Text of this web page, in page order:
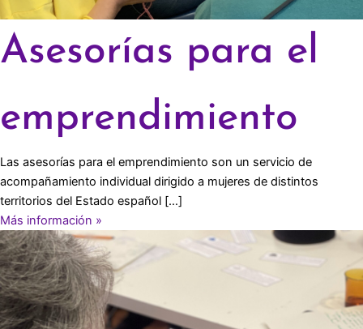
Asesorías para el
emprendimiento
Las asesorías para el emprendimiento son un servicio de
acompañamiento individual dirigido a mujeres de distintos
territorios del Estado español […]
Más información »